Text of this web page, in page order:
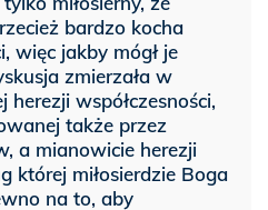
bardzo kocha
więc jakby mógł je
zmierzała w
herezji współczesności,
także przez
a mianowicie herezji
której miłosierdzie Boga
na to, aby